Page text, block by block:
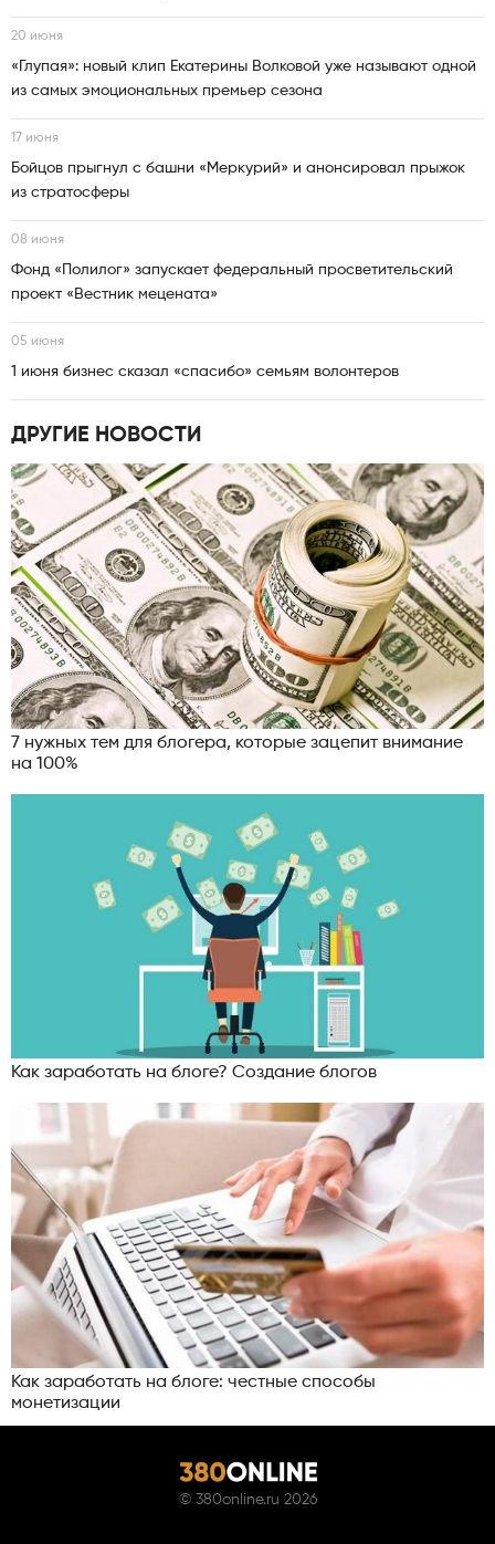
20 июня
«Глупая»: новый клип Екатерины Волковой уже называют одной
из самых эмоциональных премьер сезона
17 июня
Бойцов прыгнул с башни «Меркурий» и анонсировал прыжок
из стратосферы
08 июня
Фонд «Полилог» запускает федеральный просветительский
проект «Вестник мецената»
05 июня
1 июня бизнес сказал «спасибо» семьям волонтеров
ДРУГИЕ НОВОСТИ
7 нужных тем для блогера, которые зацепит внимание
на 100%
Как заработать на блоге? Создание блогов
Как заработать на блоге: честные способы
монетизации
© 380online.ru 2026